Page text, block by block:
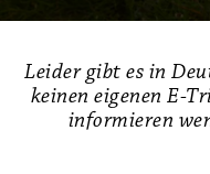
Leider gibt es in
keinen eigenen E-
informieren